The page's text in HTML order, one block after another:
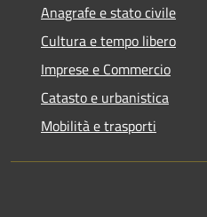
Anagrafe e stato civile
Cultura e tempo libero
Imprese e Commercio
Catasto e urbanistica
Mobilità e trasporti